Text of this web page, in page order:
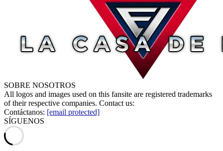
SOBRE NOSOTROS
All logos and images used on this fansite are registered trademarks
of their respective companies. Contact us:
Contáctanos: [email protected]
SÍGUENOS